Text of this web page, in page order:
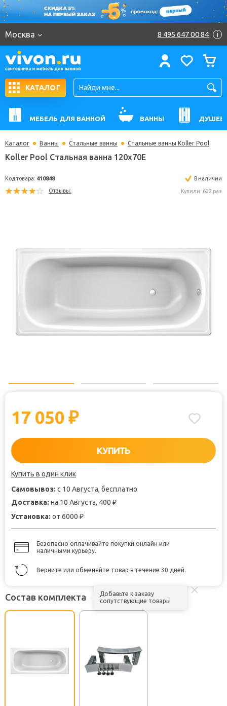
Москва 8 495 647 00 84 i
КАТАЛОГ
МЕБЕЛЬ ДЛЯ ВАННОЙ ВАННЫ
Каталог Ванны Стальные ванны Стальные ванны Koller Pool
17 050 ₽
КУПИТЬ
Купить в один клик
Самовывоз: с 10 Августа, бесплатно
Доставка: на 10 Августа, 400 ₽
Установка: от 6000 ₽
Безопасно оплачивайте покупки онлайн или
наличными курьеру.
Верните или обменяйте товар в течение 30 дней.
Koller Pool Стальная ванна 120x70E
Состав комплекта
Добавьте к заказу
сопутствующие товары